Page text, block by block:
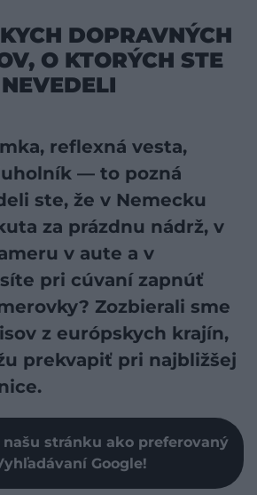
DOPRAVNÝCH
O KTORÝCH STE
NEVEDELI
reflexná vesta,
— to pozná
ste, že v Nemecku
za prázdnu nádrž, v
v aute a v
pri cúvaní zapnúť
Zozbierali sme
z európskych krajín,
prekvapiť pri najbližšej
našu stránku ako preferovaný
Google!